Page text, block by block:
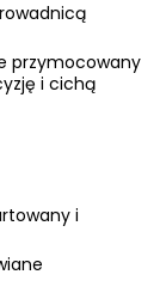
przymocowany
i cichą
i